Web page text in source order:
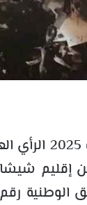
– هزّ حادث سير مروّع في الساعات الأولى من صباح الجمعة
إقليم